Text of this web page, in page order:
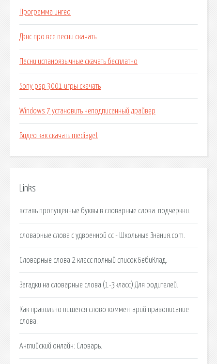
Программа ингео
Дэнс про все песни скачать
Песни испаноязычные скачать бесплатно
Sony psp 3001 игры скачать
Windows 7 установить неподписанный драйвер
Видео как скачать mediaget
Links
вставь пропущенные буквы в словарные слова. подчеркни.
словарные слова с удвоенной сс - Школьные Знания.com.
Словарные слова 2 класс полный список БебиКлад.
Загадки на словарные слова (1-3класс) Для родителей.
Как правильно пишется слово комментарий правописание
слова.
Английский онлайн: Словарь.